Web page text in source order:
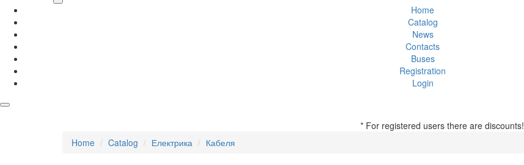
Home
Catalog
News
Contacts
Buses
Registration
Login
* For registered users there are discounts!
Home
Catalog Електрика Кабеля